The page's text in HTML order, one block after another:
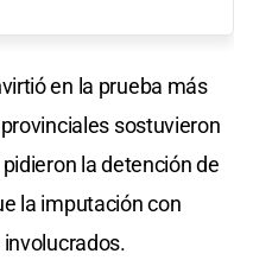
en la prueba más
sostuvieron
la detención de
la imputación con